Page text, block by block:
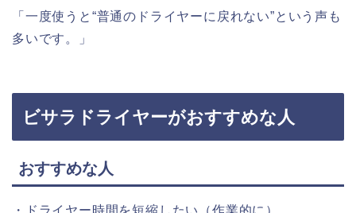
「 一度使うと“普通の ドライヤーに 戻れない”という声 も
多いです。」
ビサラドライヤーがおすすめな人
おすすめな人